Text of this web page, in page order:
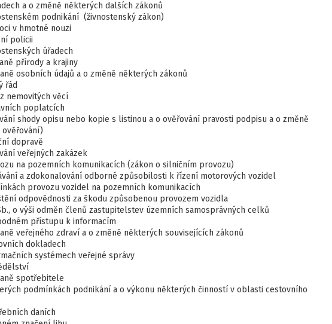
a o změně některých dalších zákonů
podnikání (živnostenský zákon)
v hmotné nouzi
policii
úřadech
přírody a krajiny
osobních údajů a o změně některých zákonů
řád
nemovitých věcí
poplatcích
shody opisu nebo kopie s listinou a o ověřování pravosti podpisu a o změně
dopravě
veřejných zakázek
na pozemních komunikacích (zákon o silničním provozu)
a zdokonalování odborné způsobilosti k řízení motorových vozidel
provozu vozidel na pozemních komunikacích
odpovědnosti za škodu způsobenou provozem vozidla
o výši odměn členů zastupitelstev územních samosprávných celků
přístupu k informacím
veřejného zdraví a o změně některých souvisejících zákonů
dokladech
systémech veřejné správy
spotřebitele
podmínkách podnikání a o výkonu některých činností v oblasti cestovního
daních